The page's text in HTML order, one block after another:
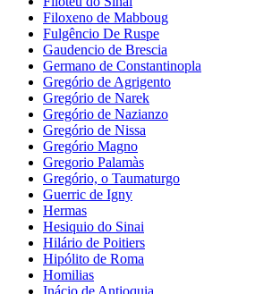
Filoxeno de Mabboug
Fulgêncio De Ruspe
Gaudencio de Brescia
Germano de Constantinopla
Gregório de Agrigento
Gregório de Narek
Gregório de Nazianzo
Gregório de Nissa
Gregório Magno
Gregorio Palamàs
Gregório, o Taumaturgo
Guerric de Igny
Hermas
Hesiquio do Sinai
Hilário de Poitiers
Hipólito de Roma
Homilias
Inácio de Antioquia